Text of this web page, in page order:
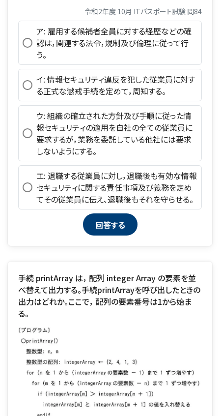
令和2年度 10月 ITパスポート試験 問84
ア: 雇用する候補者全員に対する経歴などの確
認は，関連する法令，規制及び倫理に従って行
う。
イ: 情報セキュリティ違反を犯した従業員に対す
る正式な懲戒手続を定めて，周知する。
ウ: 組織の確立された方針及び手順に従った情
報セキュリティの適用を自社の全ての従業員に
要求するが，業務を委託している他社には要求
しないようにする。
エ: 退職する従業員に対し，退職後も有効な情報
セキュリティに関する責任事項及び義務を定め
てその従業員に伝え、退職後もそれを守らせる。
手続 printArray は， 配列 integer Array の要素を並
べ替えて出力する。手続printArrayを呼び出したときの
出力はどれか。ここで， 配列の要素番号は1から始ま
る。